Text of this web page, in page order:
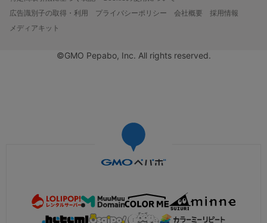
広告識別子の取得・利用
プライバシーポリシー 会社概要
採用情報
メディアキット
©GMO Pepabo, Inc. All rights reserved.